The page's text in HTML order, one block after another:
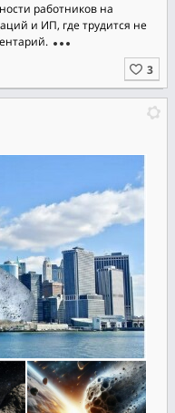
работников на
и ИП, где трудится не